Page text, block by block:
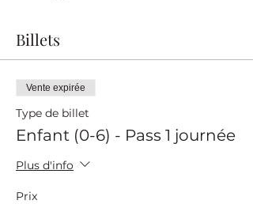
Billets
Vente expirée
Type de billet
Enfant (0-6) - Pass 1 journée
Plus d'info
Prix